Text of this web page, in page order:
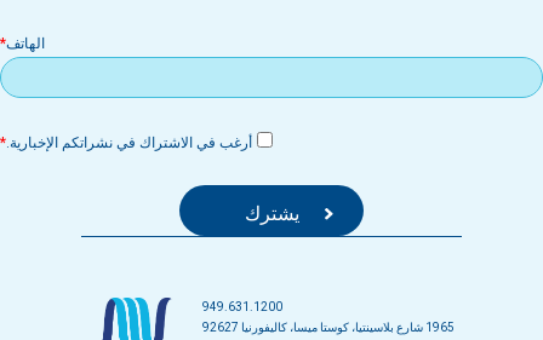
الهاتف
أرغب في الاشتراك في نشراتكم الإخبارية.
949.631.1200
1965 شارع بلاسينتيا، كوستا ميسا، كاليفورنيا 92627